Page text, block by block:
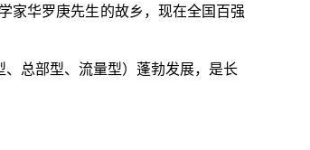
家华罗庚先生的故乡，现在全国百强
、总部型、流量型）蓬勃发展，是长